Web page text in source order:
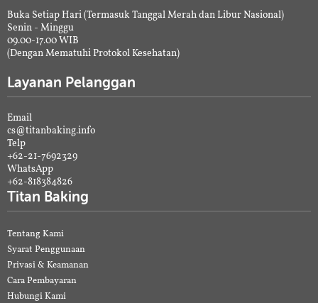
Buka Setiap Hari (Termasuk Tanggal Merah dan Libur Nasional)
Senin - Minggu
09.00-17.00 WIB
(Dengan Mematuhi Protokol Kesehatan)
Layanan Pelanggan
Email
cs@titanbaking.info
Telp
+62-21-7692329
WhatsApp
+62-818384826
Titan Baking
Tentang Kami
Syarat Penggunaan
Privasi & Keamanan
Cara Pembayaran
Hubungi Kami